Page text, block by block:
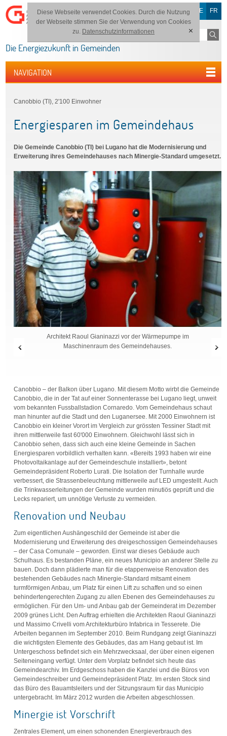
Diese Webseite verwendet Cookies. Durch die Nutzung
der Webseite stimmen Sie der Verwendung von Cookies
zu. Datenschutzinformationen [x]
FR
DE
Die Energiezukunft in Gemeinden
NAVIGATION
Canobbio (TI), 2'100 Einwohner
Energiesparen im Gemeindehaus
Die Gemeinde Canobbio (TI) bei Lugano hat die Modernisierung und
Erweiterung ihres Gemeindehauses nach Minergie-Standard umgesetzt.
Architekt Raoul Gianinazzi vor der Wärmepumpe im
Maschinenraum des Gemeindehauses.
Canobbio – der Balkon über Lugano. Mit diesem Motto wirbt die Gemeinde
Canobbio, die in der Tat auf einer Sonnenterasse bei Lugano liegt, unweit
vom bekannten Fussballstadion Cornaredo. Vom Gemeindehaus schaut
man hinunter auf die Stadt und den Luganersee. Mit 2000 Einwohnern ist
Canobbio ein kleiner Vorort im Vergleich zur grössten Tessiner Stadt mit
ihren mittlerweile fast 60'000 Einwohnern. Gleichwohl lässt sich in
Canobbio sehen, dass sich auch eine kleine Gemeinde in Sachen
Energiesparen vorbildlich verhalten kann. «Bereits 1993 haben wir eine
Photovoltaikanlage auf der Gemeindeschule installiert», betont
Gemeindepräsident Roberto Lurati. Die Isolation der Turnhalle wurde
verbessert, die Strassenbeleuchtung mittlerweile auf LED umgestellt. Auch
die Trinkwasserleitungen der Gemeinde wurden minutiös geprüft und die
Lecks repariert, um unnötige Verluste zu vermeiden.
Renovation und Neubau
Zum eigentlichen Aushängeschild der Gemeinde ist aber die
Modernisierung und Erweiterung des dreigeschossigen Gemeindehauses
– der Casa Comunale – geworden. Einst war dieses Gebäude auch
Schulhaus. Es bestanden Pläne, ein neues Municipio an anderer Stelle zu
bauen. Doch dann plädierte man für die etappenweise Renovation des
bestehenden Gebäudes nach Minergie-Standard mitsamt einem
turmförmigen Anbau, um Platz für einen Lift zu schaffen und so einen
behindertengerechten Zugang zu allen Ebenen des Gemeindehauses zu
ermöglichen. Für den Um- und Anbau gab der Gemeinderat im Dezember
2009 grünes Licht. Den Auftrag erhielten die Architekten Raoul Gianinazzi
und Massimo Crivelli vom Architekturbüro Infabrica in Tesserete. Die
Arbeiten begannen im September 2010. Beim Rundgang zeigt Gianinazzi
die wichtigsten Elemente des Gebäudes, das am Hang gebaut ist. Im
Untergeschoss befindet sich ein Mehrzwecksaal, der über einen eigenen
Seiteneingang verfügt. Unter dem Vorplatz befindet sich heute das
Gemeindearchiv. Im Erdgeschoss haben die Kanzlei und die Büros von
Gemeindeschreiber und Gemeindepräsident Platz. Im ersten Stock sind
das Büro des Bauamtsleiters und der Sitzungsraum für das Municipio
untergebracht. Im März 2012 wurden die Arbeiten abgeschlossen.
Minergie ist Vorschrift
Zentrales Element, um einen schonenden Energieverbrauch des